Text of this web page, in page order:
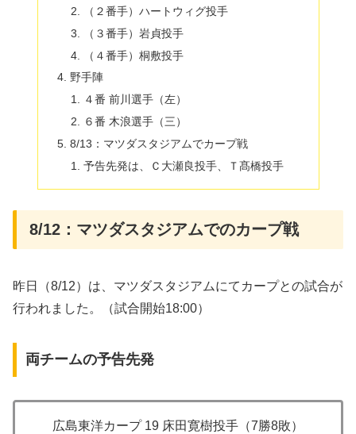
（２番手）ハートウィグ投手
（３番手）岩貞投手
（４番手）桐敷投手
野手陣
４番 前川選手（左）
６番 木浪選手（三）
8/13：マツダスタジアムでカープ戦
予告先発は、Ｃ大瀬良投手、Ｔ髙橋投手
8/12：マツダスタジアムでのカープ戦
昨日（8/12）は、マツダスタジアムにてカープとの試合が
行われました。（試合開始18:00）
両チームの予告先発
広島東洋カープ 19 床田寛樹投手（7勝8敗）